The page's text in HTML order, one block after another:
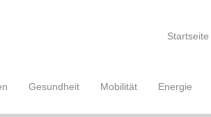
Startseite
Energie
Mobilität
Gesundheit